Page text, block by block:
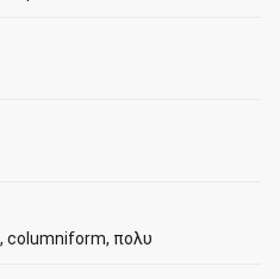
columniform, πολυ